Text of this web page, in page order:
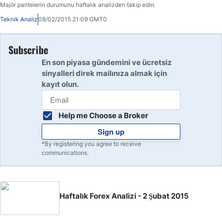
Majör paritelerin durumunu haftalık analizden takip edin.
Teknik Analiz08/02/2015 21:09 GMT0
Subscribe
En son piyasa gündemini ve ücretsiz
sinyalleri direk mailınıza almak için
kayıt olun.
Help me Choose a Broker
Sign up
*By registering you agree to receive
communications.
Haftalık Forex Analizi - 2 Şubat 2015